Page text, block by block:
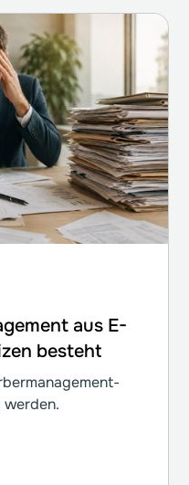
aus E-
besteht
werden.